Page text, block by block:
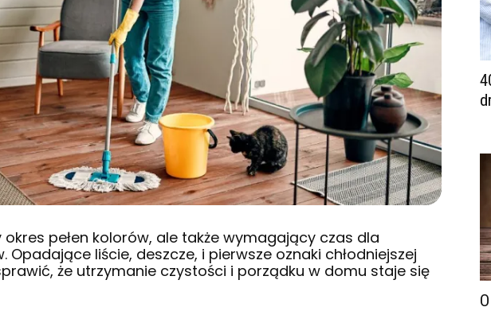
pełen kolorów, ale także wymagający czas dla
Opadające liście, deszcze, i pierwsze oznaki chłodniejszej
że utrzymanie czystości i porządku w domu staje się